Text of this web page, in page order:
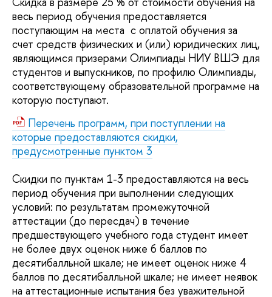
весь период обучения предоставляется
поступающим на места с оплатой обучения за
счет средств физических и (или) юридических лиц,
являющимся призерами Олимпиады НИУ ВШЭ для
студентов и выпускников, по профилю Олимпиады,
соответствующему образовательной программе на
которую поступают.
Перечень программ, при поступлении на
которые предоставляются скидки,
предусмотренные пунктом 3
Cкидки по пунктам 1-3 предоставляются на весь
период обучения при выполнении следующих
условий: по результатам промежуточной
аттестации (до пересдач) в течение
предшествующего учебного года студент имеет
не более двух оценок ниже 6 баллов по
десятибалльной шкале; не имеет оценок ниже 4
баллов по десятибалльной шкале; не имеет неявок
на аттестационные испытания без уважительной